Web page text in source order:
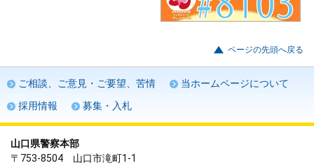
ページの先頭へ戻る
ご相談、ご意見・ご要望、苦情
当ホームページについて
採用情報
募集・入札
山口県警察本部
〒753-8504 山口市滝町1-1